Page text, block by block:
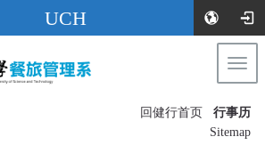
UCH
回健行首页
行事历
Sitemap